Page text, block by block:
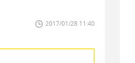
2017/01/28 11:40